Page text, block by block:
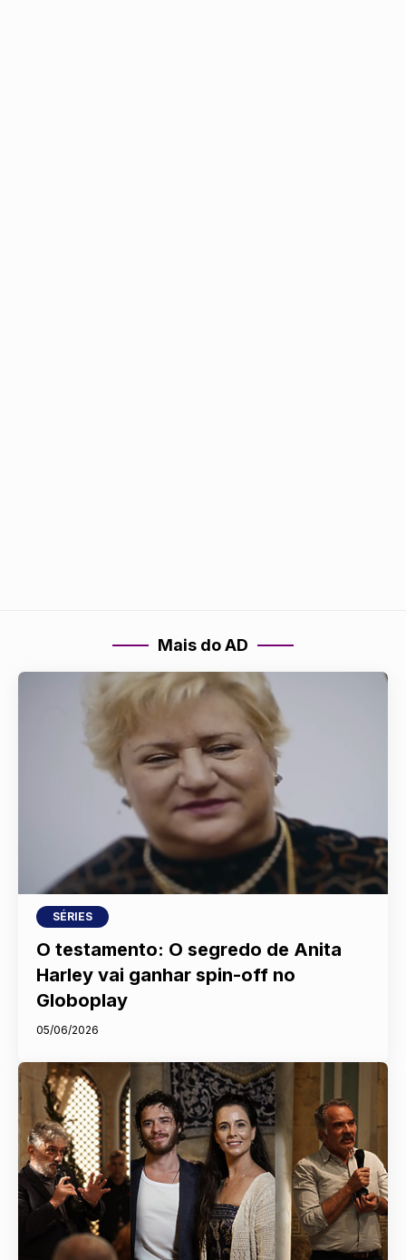
Mais do AD
SÉRIES
O testamento: O segredo de Anita
Harley vai ganhar spin-off no
Globoplay
05/06/2026